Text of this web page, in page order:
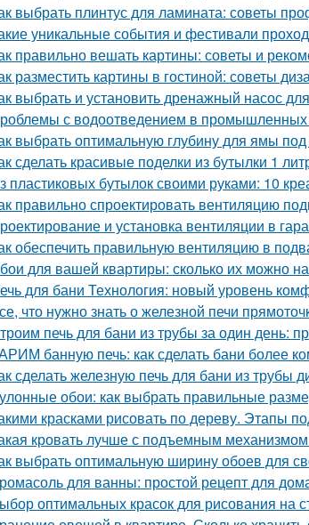
выбрать плинтус для ламината: советы
уникальные события и фестивали
правильно вешать картины: советы и
разместить картины в гостиной: советы
выбрать и установить дренажный насос
с водоотведением в промышленных
выбрать оптимальную глубину для ямы
сделать красивые поделки из бутылки 1
пластиковых бутылок своими руками: 10
правильно спроектировать вентиляцию
и установка вентиляции в
обеспечить правильную вентиляцию в
для вашей квартиры: сколько их можно
для бани Технология: новый уровень
что нужно знать о железной печи
печь для бани из трубы за один день:
банную печь: как сделать бани более
сделать железную печь для бани из трубы
обои: как выбрать правильные
красками рисовать по дереву. Этапы
кровать лучше с подъемным
выбрать оптимальную ширину обоев для
для ванны: простой рецепт для
оптимальных красок для рисования на